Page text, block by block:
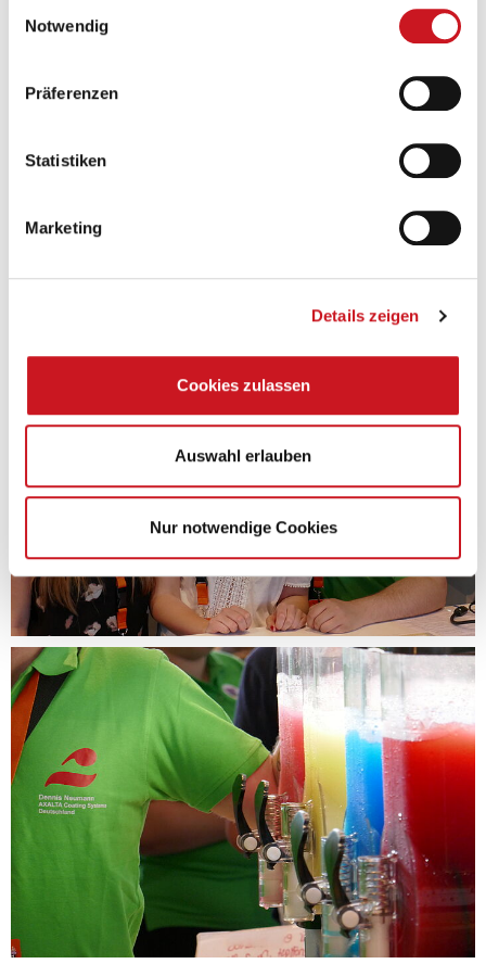
Notwendig
Präferenzen
Statistiken
Marketing
Details zeigen
Cookies zulassen
Auswahl erlauben
Nur notwendige Cookies